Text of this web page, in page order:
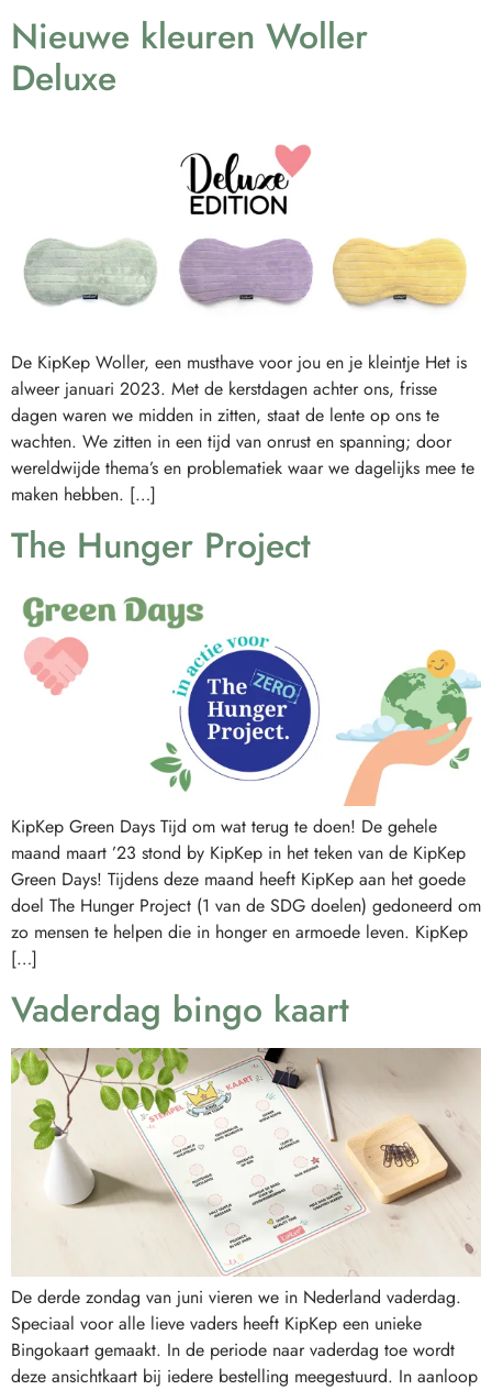
Nieuwe kleuren Woller
Deluxe
De KipKep Woller, een musthave voor jou en je kleintje Het is
alweer januari 2023. Met de kerstdagen achter ons, frisse
dagen waren we midden in zitten, staat de lente op ons te
wachten. We zitten in een tijd van onrust en spanning; door
wereldwijde thema’s en problematiek waar we dagelijks mee te
maken hebben. […]
The Hunger Project
KipKep Green Days Tijd om wat terug te doen! De gehele
maand maart ’23 stond by KipKep in het teken van de KipKep
Green Days! Tijdens deze maand heeft KipKep aan het goede
doel The Hunger Project (1 van de SDG doelen) gedoneerd om
zo mensen te helpen die in honger en armoede leven. KipKep
[…]
Vaderdag bingo kaart
De derde zondag van juni vieren we in Nederland vaderdag.
Speciaal voor alle lieve vaders heeft KipKep een unieke
Bingokaart gemaakt. In de periode naar vaderdag toe wordt
deze ansichtkaart bij iedere bestelling meegestuurd. In aanloop